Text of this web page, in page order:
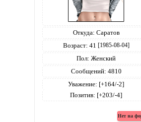
Откуда: Саратов
Возраст: 41 [1985-08-04]
Пол: Женский
Сообщений: 4810
Уважение: [+164/-2]
Позитив: [+203/-4]